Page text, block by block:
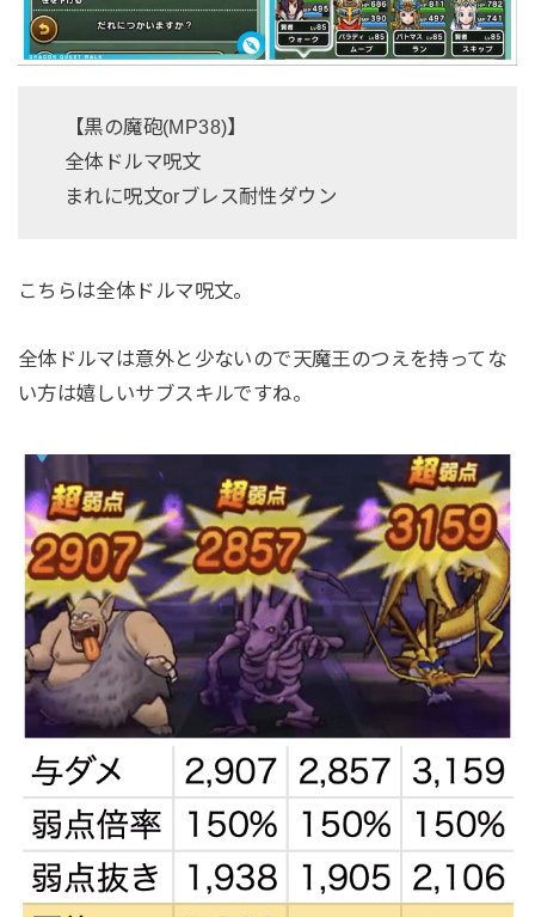
【黒の魔砲(MP38)】
全体ドルマ呪文
まれに呪文orブレス耐性ダウン
こちらは全体ドルマ呪文。
全体ドルマは意外と少ないので天魔王のつえを持ってな
い方は嬉しいサブスキルですね。